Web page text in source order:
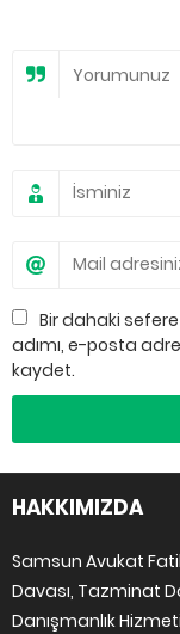
Bir dahaki
adımı, e-posta
kaydet.
HAKKIMIZDA
Samsun Avukat
Davası, Tazminat
Danışmanlık